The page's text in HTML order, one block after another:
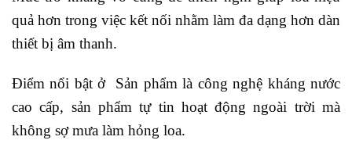
quả hơn trong việc kết nối nhằm làm đa dạng hơn dàn
thiết bị âm thanh.
Điểm nổi bật ở Sản phẩm là công nghệ kháng nước
cao cấp, sản phẩm tự tin hoạt động ngoài trời mà
không sợ mưa làm hỏng loa.